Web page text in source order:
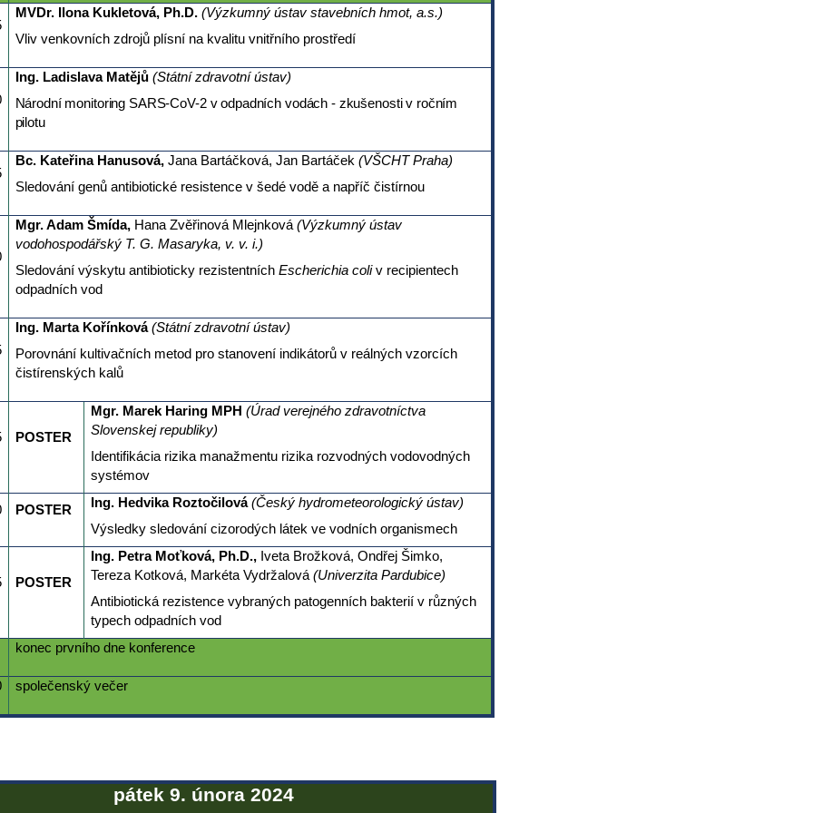
MVDr. Ilona Kukletová, Ph.D. (Výzkumný ústav stavebních hmot, a.s.)
Vliv venkovních zdrojů plísní na kvalitu vnitřního prostředí
Ing. Ladislava Matějů (Státní zdravotní ústav)
Národní monitoring SARS-CoV-2 v odpadních vodách - zkušenosti v ročním
pilotu
Bc. Kateřina Hanusová, Jana Bartáčková, Jan Bartáček (VŠCHT Praha)
Sledování genů antibiotické resistence v šedé vodě a napříč čistírnou
Mgr. Adam Šmída, Hana Zvěřinová Mlejnková (Výzkumný ústav
vodohospodářský T. G. Masaryka, v. v. i.)
Sledování výskytu antibioticky rezistentních Escherichia coliv recipientech
odpadních vod
Ing. Marta Kořínková(Státní zdravotní ústav)
Porovnání kultivačních metod pro stanovení indikátorů v reálných vzorcích
čistírenských kalů
POSTER
Mgr. Marek Haring MPH (Úrad verejného zdravotníctva
Slovenskej republiky)
Identifikácia rizika manažmentu rizika rozvodných vodovodných
systémov
POSTER Ing. Hedvika Roztočilová(Český hydrometeorologický ústav)
Výsledky sledování cizorodých látek ve vodních organismech
POSTER
Ing. Petra Moťková, Ph.D., Iveta Brožková, Ondřej Šimko,
Tereza Kotková, Markéta Vydržalová (Univerzita Pardubice)
Antibiotická rezistence vybraných patogenních bakterií v různých
typech odpadních vod
konec prvního dne konference
společenský večer
pátek 9. února 2024